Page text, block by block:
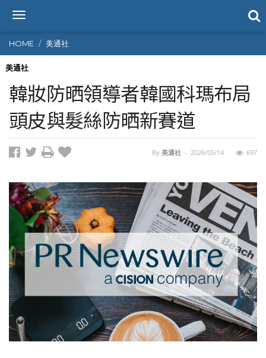
T
g
g
l
n
a
v
i
g
o
n
HOME 美通社
美通社
韓妝防晒領導者韓國科瑪布局
頭皮與髮絲防晒新賽道
By 美通社 - 2026/05/14 697